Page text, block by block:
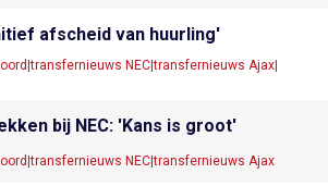
afscheid van huurling'
|transfernieuws NEC|transfernieuws Ajax
bij NEC: 'Kans is groot'
|transfernieuws NEC|transfernieuws Ajax